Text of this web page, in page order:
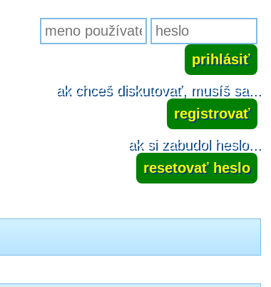
ak chceš diskutovať, musíš sa...
registrovať
ak si zabudol heslo...
resetovať heslo